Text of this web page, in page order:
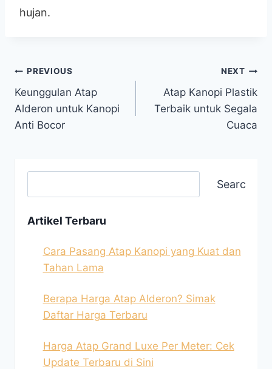
hujan.
PREVIOUS
Keunggulan Atap
Alderon untuk Kanopi
Anti Bocor
NEXT
Atap Kanopi Plastik
Terbaik untuk Segala
Cuaca
Search
Artikel Terbaru
Cara Pasang Atap Kanopi yang Kuat dan
Tahan Lama
Berapa Harga Atap Alderon? Simak
Daftar Harga Terbaru
Harga Atap Grand Luxe Per Meter: Cek
Update Terbaru di Sini